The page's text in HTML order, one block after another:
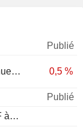
Publié
Taux d'Inflation (Annuel) 0,5 %
Publié
Adjudication de BTF à 12 mois